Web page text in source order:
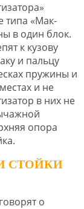
типа «Мак-
в один блок.
к кузову
и пальцу
пружины и
и не
в них не
опора
СТОЙКИ
о